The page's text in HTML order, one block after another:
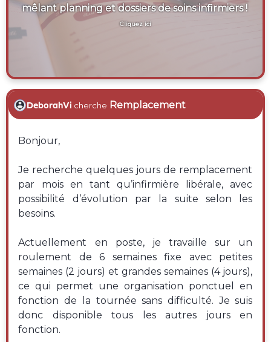
mêlant planning et dossiers de soins infirmiers !
Cliquez ici
DeborahVi cherche Remplacement
Bonjour,
Je recherche quelques jours de remplacement
par mois en tant qu’infirmière libérale, avec
possibilité d’évolution par la suite selon les
besoins.
Actuellement en poste, je travaille sur un
roulement de 6 semaines fixe avec petites
semaines (2 jours) et grandes semaines (4 jours),
ce qui permet une organisation ponctuel en
fonction de la tournée sans difficulté. Je suis
donc disponible tous les autres jours en
fonction.